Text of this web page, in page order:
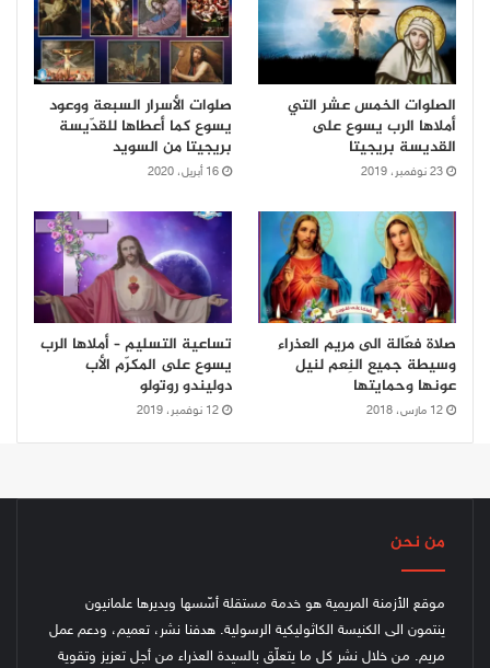
الصلوات الخمس عشر التي
أملاها الرب يسوع على
القديسة بريجيتا
23 نوفمبر، 2019
صلوات الأسرار السبعة ووعود
يسوع كما أعطاها للقدّيسة
بريجيتا من السويد
16 أبريل، 2020
صلاة فعّالة الى مريم العذراء
وسيطة جميع النِعم لنيل
عونها وحمايتها
12 مارس، 2018
تساعية التسليم – أملاها الرب
يسوع على المكرّم الأب
دوليندو روتولو
12 نوفمبر، 2019
من نحن
موقع الأزمنة المريمية هو خدمة مستقلة أسّسها ويديرها علمانيون
ينتمون الى الكنيسة الكاثوليكية الرسولية. هدفنا نشر، تعميم، ودعم عمل
مريم. من خلال نشر كل ما يتعلّق بالسيدة العذراء من أجل تعزيز وتقوية